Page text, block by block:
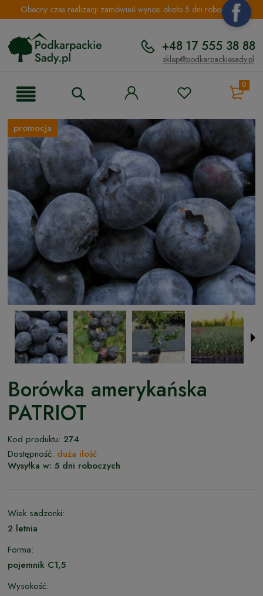
Obecny czas realizacji zamówień wynosi około 5 dni roboczych.
+48 17 555 38 88
sklep@podkarpackiesady.pl
0
promocja
Borówka amerykańska
PATRIOT
Kod produktu: 274
Dostępność: duża ilość
Wysyłka w: 5 dni roboczych
Wiek sadzonki:
2 letnia
Forma:
pojemnik C1,5
Wysokość: